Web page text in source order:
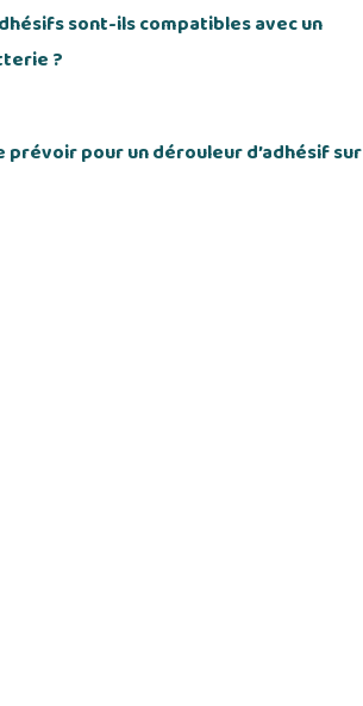
sont-ils compatibles avec un
?
prévoir pour un dérouleur d’adhésif sur